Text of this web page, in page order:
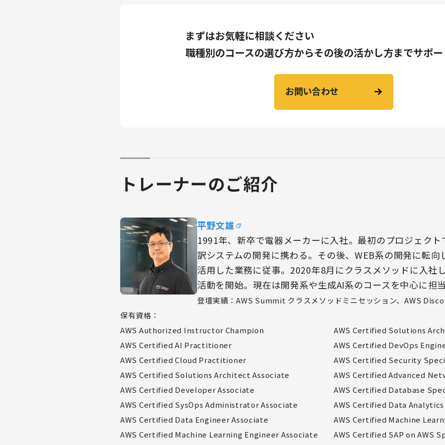
まずはお気軽に相談ください
職種別のコースの選び方からその後の活かし方までサポ
お問い合わせ
トレーナーのご紹介
平野文雄
1991年、新卒で電器メーカーに入社。最初のプロジェク
訳システムの開発に携わる。その後、WEB系の開発に転向
活用した業務に従事。2020年8月にクラスメソッドに入社
活動を開始。現在は開発系や生成AI系のコースを中心に担
登壇実績：AWS Summit クラスメソッドミニセッション、AWS
保有資格：
AWS Authorized Instructor Champion
AWS Certified AI Practitioner
AWS Certified Cloud Practitioner
AWS Certified Solutions Architect Associate
AWS Certified Developer Associate
AWS Certified SysOps Administrator Associate
AWS Certified Data Engineer Associate
AWS Certified Machine Learning Engineer Associate
AWS Certified Solutions
AWS Certified DevOps
AWS Certified Security
AWS Certified Advanced
AWS Certified Database
AWS Certified Data
AWS Certified Machine
AWS Certified SAP on AWS